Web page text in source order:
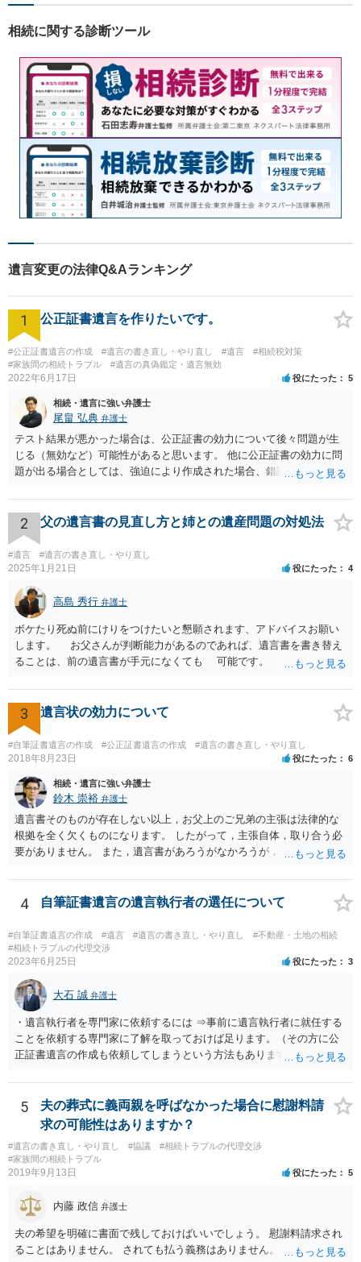
相続に関する診断ツール
遺言変更の法律Q&Aランキング
1 公正証書遺言を作りたいです。
#公正証書遺言の作成 #遺言の書き直し・やり直し #遺言
#相続税対策
#家族間の相続トラブル
#遺言の真偽鑑定・遺言無効
2022年6月17日 役にたった 5
相続・遺言に強い弁護士
尾畠 弘典 弁護士
テスト結果が悪かった場合は、公正証書の効力について後々問題が生
じる（無効など）可能性があると思います。 他に公正証書の効力に問
題が出る場合としては、強迫により作成された場合、錯誤（勘違い）
すが、弁護士に作成を依頼する場合は、１０～数十万円程度になるケ
ースが多いと思います。 報酬体系は、弁護士ごとに異なりますので一
律の基準はありません。
2 父の遺言書の見直し方と姉との遺産問題の対処法
#遺言 #遺言の書き直し・やり直し
2025年1月21日 役にたった 4
高島 秀行 弁護士
ボケたり死ぬ前にけりをつけたいと懇願されます、アドバイスお願い
します。 お父さんが判断能力があるのであれば、遺言書を書き替え
ることは、前の遺言書が手元になくても 可能です。 将来遺言の効
してもらって 診断書を取得して、公証役場へ行って公正証書遺言を
作成するのがよいと思います。 将来争われることが見込まれること
から、弁護士に依頼して手続きを進めた方がよいと思います。
3 遺言状の効力について
#自筆証書遺言の作成 #公正証書遺言の作成 #遺言の書き直し・やり直し
2018年8月23日 役にたった 6
相続・遺言に強い弁護士
鈴木 崇裕 弁護士
遺言書そのものが存在しない以上，お父上のご兄弟の主張は法律的な
根拠を全く欠くものになります。 したがって，主張自体，取り合う必
要がありません。 また，遺言書があろうがなかろうが，お父上のご兄
ご回答にもありますが， 代理人弁護士をたてて，その弁護士から相手
方に対して， ・相続に関する主張は法的根拠がなく，一切応じないこ
と ・今後一切の連絡をしてこないでほしいこと ・連絡を継続してくる
ようであれば警察への通報や法的措置も辞さないこと などを記載した
書面を発送してもらうことがよろしいように思います。
4 自筆証書遺言の遺言執行者の選任について
#自筆証書遺言の作成 #遺言 #遺言の書き直し・やり直し
#不動産・土地の相続
#相続トラブルの代理交渉
2023年6月25日 役にたった 3
大石 誠 弁護士
・遺言執行者を専門家に依頼するには ⇒事前に遺言執行者に就任する
ことを依頼する専門家に了解を取っておけば足ります。（その方に公
正証書遺言の作成も依頼してしまうという方法もあります） 事前に了
ません。 遺言執行者に就任し、遺言執行が完了したときの報酬だけ、
弁護士費用としてかかります。 ・亡くなった際に、法務局に預けた自
筆証書遺言の存在を親族がなかったものにされる可能性 ⇒自筆の遺言
書を法務局に保管した場合、死亡後、法務局に遺言書の有無を照会す
ることになりますので、「法務局に預けた自筆証書遺言の存在を親族
がなかったもの」にすることはできません。 存在をなかったものにす
がありえますが、その予防方法は、遺言者と面談してみないと判断が
難しいです。
5
夫の葬式に義両親を呼ばなかった場合に慰謝料請
求の可能性はありますか？
#遺言の書き直し・やり直し #協議
#相続トラブルの代理交渉
#家族間の相続トラブル
2019年9月13日 役にたった 5
内藤 政信 弁護士
夫の希望を明確に書面で残しておけばいいでしょう。 慰謝料請求され
ることはありません。 されても払う義務はありません。